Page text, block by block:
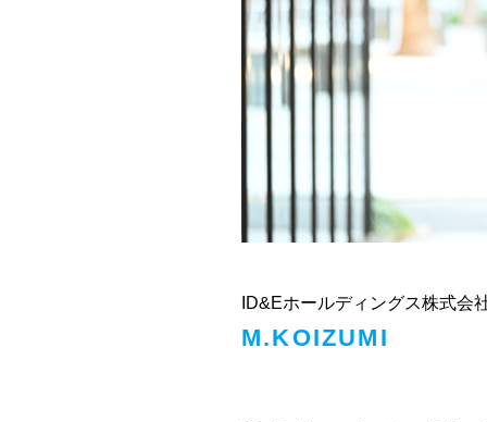
ID&Eホールディングス株式会
M.KOIZUMI